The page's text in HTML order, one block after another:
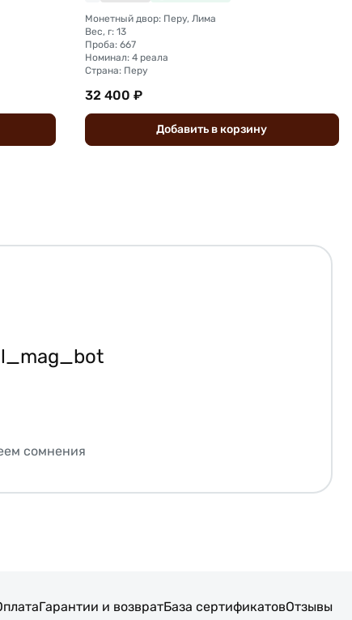
Монетный двор: Перу, Лима
Вес, г: 13
Проба: 667
Номинал: 4 реала
Страна: Перу
32 400 ₽
Добавить в корзину
сомнения
Гарантии и возвратБаза сертификатовОтзывы